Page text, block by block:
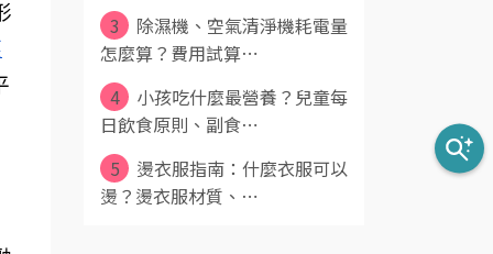
3
除濕機、空氣清淨機耗電量
怎麼算？費用試算⋯
4
小孩吃什麼最營養？兒童每
日飲食原則、副食⋯
5
燙衣服指南：什麼衣服可以
燙？燙衣服材質、⋯